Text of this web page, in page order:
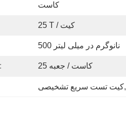
کاست
25 T / کیت
500 نانوگرم در میلی لیتر
جزئیات بسته بندی: 25 کاست / جعبه
کیت تست سریع تشخیصی,